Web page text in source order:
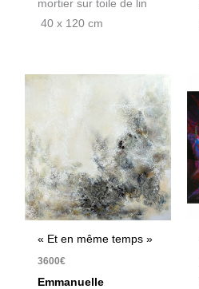
mortier sur toile de lin
40 x 120 cm
« Et en même temps »
3600€
Emmanuelle